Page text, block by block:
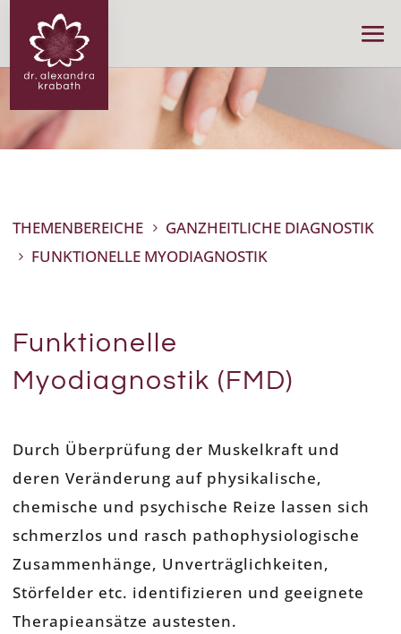
THEMENBEREICHE 5 GANZHEITLICHE DIAGNOSTIK
5 FUNKTIONELLE MYODIAGNOSTIK
Funktionelle
Myodiagnostik (FMD)
Durch Überprüfung der Muskelkraft und
deren Veränderung auf physikalische,
chemische und psychische Reize lassen sich
schmerzlos und rasch pathophysiologische
Zusammenhänge, Unverträglichkeiten,
Störfelder etc. identifizieren und geeignete
Therapieansätze austesten.